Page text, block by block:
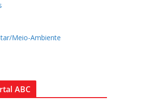
Meio-Ambiente
ABC